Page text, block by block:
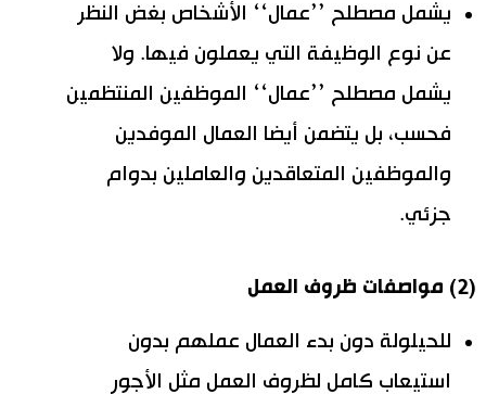
يشمل مصطلح ’’عمال‘‘ الأشخاص بغض النظر
عن نوع الوظيفة التي يعملون فيها. ولا
يشمل مصطلح ’’عمال‘‘ الموظفين المنتظمين
فحسب، بل يتضمن أيضا العمال الموفدين
والموظفين المتعاقدين والعاملين بدوام
جزئي.
(2) مواصفات ظروف العمل
للحيلولة دون بدء العمال عملهم بدون
استيعاب كامل لظروف العمل مثل الأجور